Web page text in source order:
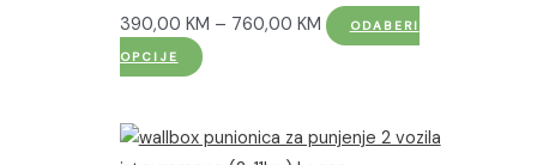
stranici
proizvoda
390,00 KM – 760,00 KMRaspon
do
ODABERI
OPCIJE
Ovaj
više